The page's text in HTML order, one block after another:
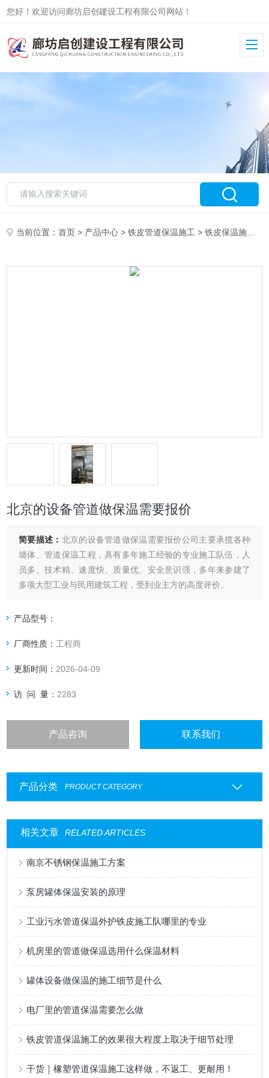
您好！欢迎访问廊坊启创建设工程有限公司网站！
当前位置：首页 > 产品中心 >铁皮管道保温施工 >铁皮保温施工队
北京的设备管道做保温需要报价
简要描述： 北京的设备管道做保温需要报价公司主要承揽各种
墙体、管道保温工程，具有多年施工经验的专业施工队伍，人
员多、技术精、速度快、质量优、安全意识强，多年来参建了
多项大型工业与民用建筑工程，受到业主方的高度评价。
产品型号：
厂商性质： 工程商
更新时间： 2026-04-09
访 问 量： 2283
产品咨询 联系我们
产品分类 PRODUCT CATEGORY
相关文章 RELATED ARTICLES
南京不锈钢保温施工方案
泵房罐体保温安装的原理
工业污水管道保温外护铁皮施工队哪里的专业
机房里的管道做保温选用什么保温材料
罐体设备做保温的施工细节是什么
电厂里的管道保温需要怎么做
铁皮管道保温施工的效果很大程度上取决于细节处理
干货｜橡塑管道保温施工这样做，不返工、更耐用！